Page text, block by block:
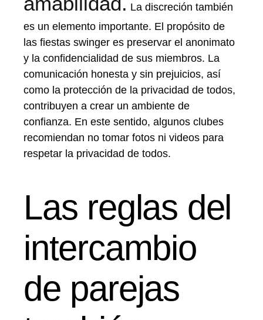
La discreción también
es un elemento importante. El propósito de
las fiestas swinger es preservar el anonimato
y la confidencialidad de sus miembros. La
comunicación honesta y sin prejuicios, así
como la protección de la privacidad de todos,
contribuyen a crear un ambiente de
confianza. En este sentido, algunos clubes
recomiendan no tomar fotos ni videos para
respetar la privacidad de todos.
Las reglas del
intercambio
de parejas